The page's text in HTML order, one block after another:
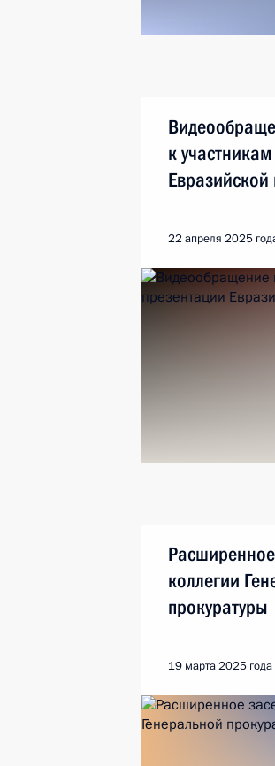
к
22 апреля 2025
коллегии
прокуратуры
19 марта 2025 года